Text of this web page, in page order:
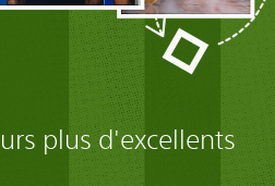
plus d'excellents